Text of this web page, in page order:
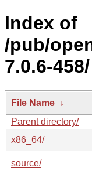
Index of
/pub/
7.0.6-458/
File Name ↓
Parent directory/
x86_64/
source/